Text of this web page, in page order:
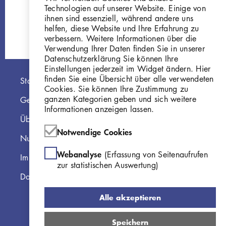
Gi211
Hauptnavigation
Startseite
Georg Kolbe Museum
Über die Online Sammlung
Nutzungshinweise
Impressum
Datenschutzerklärung
Technologien auf unserer Website. Einige von
ihnen sind essenziell, während andere uns
helfen, diese Website und Ihre Erfahrung zu
verbessern. Weitere Informationen über die
Verwendung Ihrer Daten finden Sie in unserer
Datenschutzerklärung Sie können Ihre
Einstellungen jederzeit im Widget ändern. Hier
finden Sie eine Übersicht über alle verwendeten
Cookies. Sie können Ihre Zustimmung zu
ganzen Kategorien geben und sich weitere
Informationen anzeigen lassen.
Notwendige Cookies
Webanalyse (Erfassung von Seitenaufrufen
zur statistischen Auswertung)
Alle akzeptieren
Speichern